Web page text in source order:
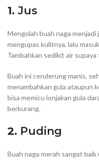
1. Jus
Mengolah buah naga menjadi
mengupas kulitnya, lalu
Tambahkan sedikit air
Buah ini cenderung manis,
menambahkan gula ataupun
bisa memicu lonjakan gula
berkurang.
2. Puding
Buah naga merah sangat